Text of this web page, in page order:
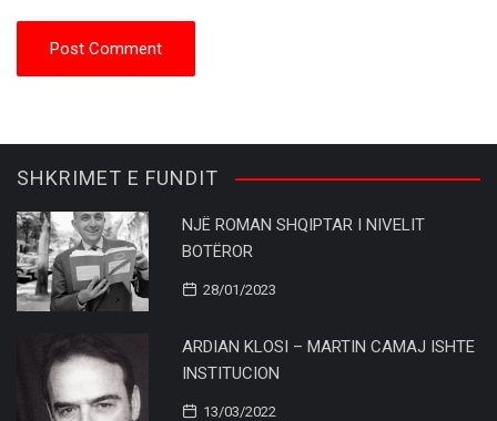
SHKRIMET E FUNDIT
NJË ROMAN SHQIPTAR I NIVELIT
BOTËROR
28/01/2023
ARDIAN KLOSI – MARTIN CAMAJ ISHTE
INSTITUCION
13/03/2022